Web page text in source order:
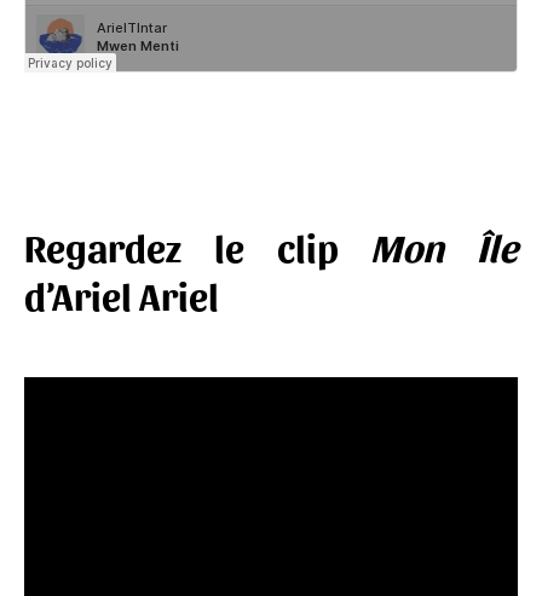
Regardez le clip Mon Île
d’Ariel Ariel